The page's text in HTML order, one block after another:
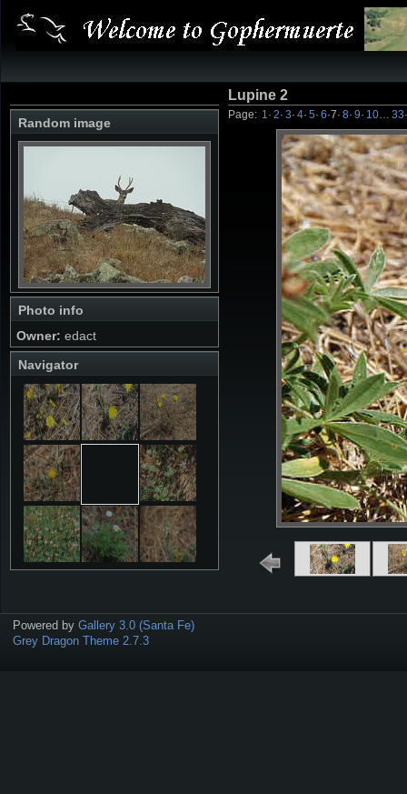
Random image
Photo info
Owner: edact
Navigator
Lupine 2
Page: 1 · 2· 3· 4· 5· 6·7· 8· 9· 10 33
Powered by Gallery 3.0 (Santa Fe)
Grey Dragon Theme 2.7.3